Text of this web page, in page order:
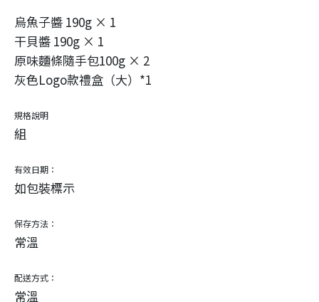
烏魚子醬 190g × 1
干貝醬 190g × 1
原味麵條隨手包100g × 2
灰色Logo款禮盒（大）*1
規格說明
組
有效日期：
如包裝標示
保存方法：
常溫
配送方式：
常溫